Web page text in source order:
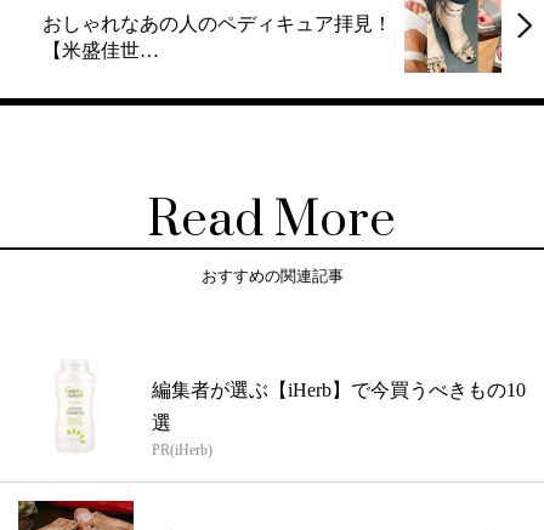
おしゃれなあの人のペディキュア拝見！
【米盛佳世…
Read More
おすすめの関連記事
編集者が選ぶ【iHerb】で今買うべきもの10
選
PR(iHerb)